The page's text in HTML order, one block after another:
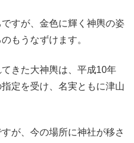
すが、金色に輝く神輿の姿
もうなずけます。
きた大神輿は、平成10年
定を受け、名実ともに津山
が、今の場所に神社が移さ